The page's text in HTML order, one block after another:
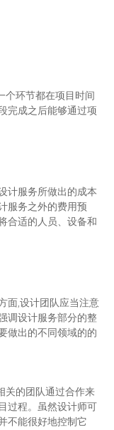
个环节都在项目时间
完成之后能够通过项
计服务所做出的成本
服务之外的费用预
合适的人员、设备和
面,设计团队应当注意
调设计服务部分的整
做出的不同领域的的
关的团队通过合作来
过程。虽然设计师可
不能很好地控制它